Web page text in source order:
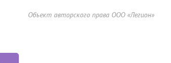
Объект авторского права ООО «Легион»